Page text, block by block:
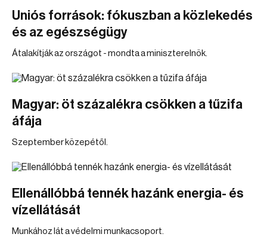
Uniós források: fókuszban a közlekedés
és az egészségügy
Átalakítják az országot - mondta a miniszterelnök.
Magyar: öt százalékra csökken a tűzifa
áfája
Szeptember közepétől.
Ellenállóbbá tennék hazánk energia- és
vízellátását
Munkához lát a védelmi munkacsoport.